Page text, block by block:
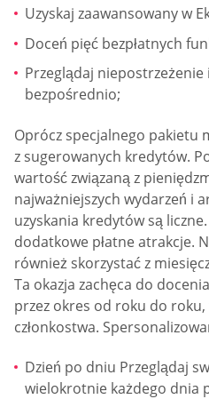
Uzyskaj zaawansowany w
Doceń pięć bezpłatnych
Przeglądaj
bezpośrednio;
Oprócz specjalnego pakietu
z sugerowanych kredytów.
wartość związaną z
najważniejszych wydarzeń i
uzyskania kredytów są
dodatkowe płatne atrakcje.
również skorzystać z
Ta okazja zachęca do
przez okres od roku do
członkostwa.
Dzień po dniu Przeglądaj
wielokrotnie każdego dnia